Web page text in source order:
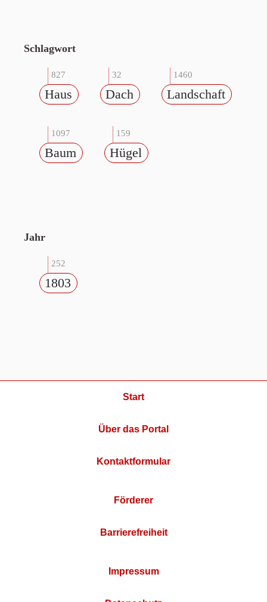
Schlagwort
827
Haus
32
Dach
1460
Landschaft
1097
Baum
159
Hügel
Jahr
252
1803
Start
Über das Portal
Kontaktformular
Förderer
Barrierefreiheit
Impressum